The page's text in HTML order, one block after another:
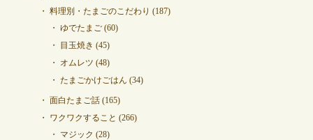
料理別・たまごのこだわり (187)
ゆでたまご(60)
目玉焼き (45)
オムレツ (48)
たまごかけごはん (34)
面白たまご話(165)
ワクワクすること (266)
マジック (28)